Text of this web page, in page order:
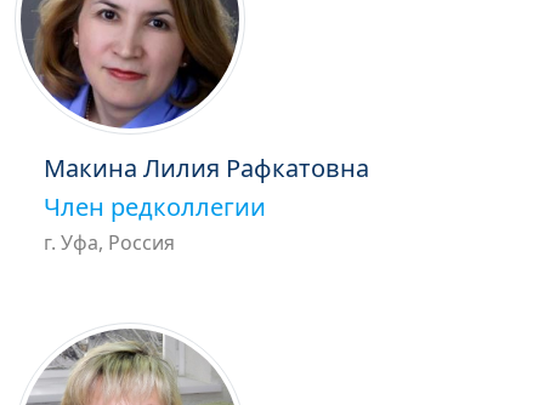
Макина Лилия Рафкатовна
Член редколлегии
г. Уфа, Россия